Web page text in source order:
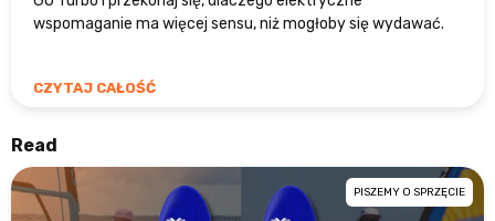
wspomaganie ma więcej sensu, niż mogłoby się wydawać.
CZYTAJ CAŁOŚĆ
Read
PISZEMY O SPRZĘCIE